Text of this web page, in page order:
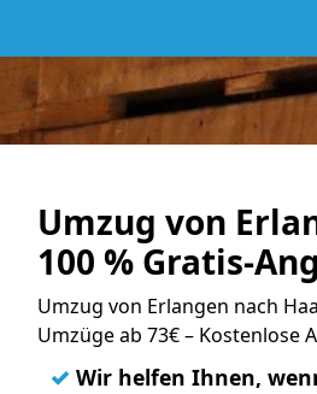
Umzug von
100 % Gratis-
Umzug von Erlangen nach
Umzüge ab 73€ – Kostenlose
✓ Wir helfen Ihnen,